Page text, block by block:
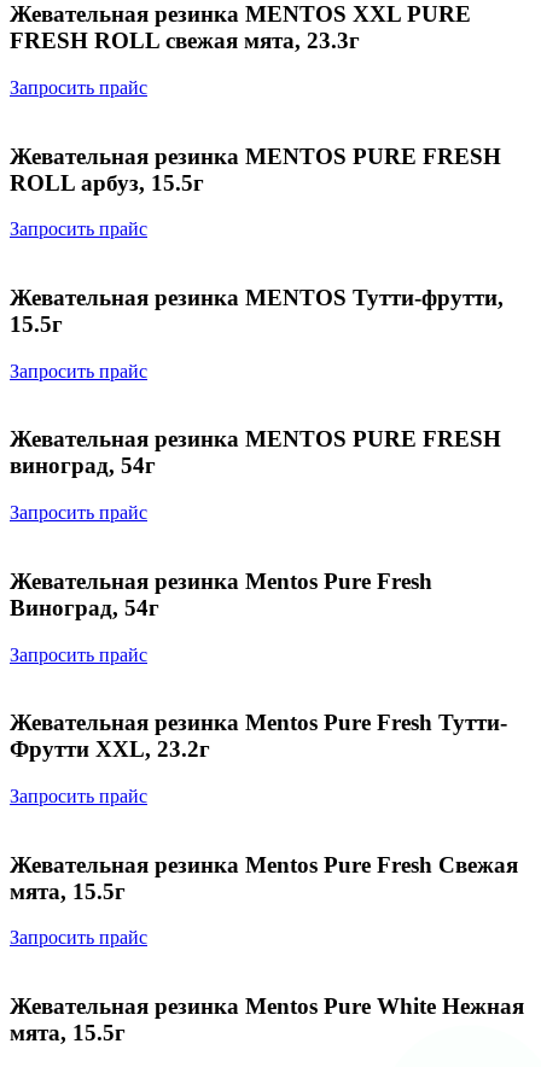
Жевательная резинка MENTOS XXL PURE
FRESH ROLL свежая мята, 23.3г
Запросить прайс
Жевательная резинка MENTOS PURE FRESH
ROLL арбуз, 15.5г
Запросить прайс
Жевательная резинка MENTOS Тутти-фрутти,
15.5г
Запросить прайс
Жевательная резинка MENTOS PURE FRESH
виноград, 54г
Запросить прайс
Жевательная резинка Mentos Pure Fresh
Виноград, 54г
Запросить прайс
Жевательная резинка Mentos Pure Fresh Тутти-
Фрутти XXL, 23.2г
Запросить прайс
Жевательная резинка Mentos Pure Fresh Свежая
мята, 15.5г
Запросить прайс
Жевательная резинка Mentos Pure White Нежная
мята, 15.5г